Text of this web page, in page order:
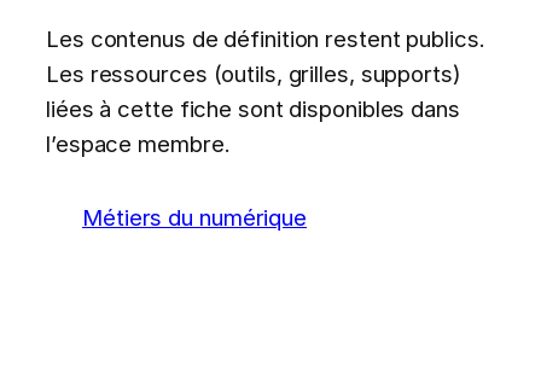
Les contenus de définition restent publics.
Les ressources (outils, grilles, supports)
liées à cette fiche sont disponibles dans
l’espace membre.
Métiers du numérique